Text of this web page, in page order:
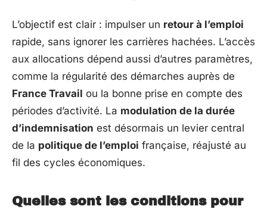
L’objectif est clair : impulser un retour à l’emploi
rapide, sans ignorer les carrières hachées. L’accès
aux allocations dépend aussi d’autres paramètres,
comme la régularité des démarches auprès de
France Travail ou la bonne prise en compte des
périodes d’activité. La modulation de la durée
d’indemnisation est désormais un levier central
de la politique de l’emploi française, réajusté au
fil des cycles économiques.
Quelles sont les conditions pour